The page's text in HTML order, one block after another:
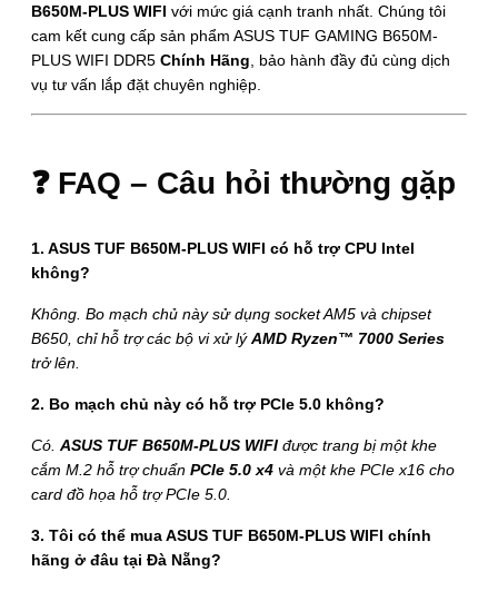
B650M-PLUS WIFI với mức giá cạnh tranh nhất. Chúng tôi
cam kết cung cấp sản phẩm ASUS TUF GAMING B650M-
PLUS WIFI DDR5 Chính Hãng , bảo hành đầy đủ cùng dịch
vụ tư vấn lắp đặt chuyên nghiệp.
❓ FAQ – Câu hỏi thường gặp
1. ASUS TUF B650M-PLUS WIFI có hỗ trợ CPU Intel
không?
Không. Bo mạch chủ này sử dụng socket AM5 và chipset
B650, chỉ hỗ trợ các bộ vi xử lýAMD Ryzen™ 7000 Series
trở lên.
2. Bo mạch chủ này có hỗ trợ PCIe 5.0 không?
Có. ASUS TUF B650M-PLUS WIFI được trang bị một khe
cắm M.2 hỗ trợ chuẩn PCIe 5.0 x4 và một khe PCIe x16 cho
card đồ họa hỗ trợ PCIe 5.0.
3. Tôi có thể mua ASUS TUF B650M-PLUS WIFI chính
hãng ở đâu tại Đà Nẵng?